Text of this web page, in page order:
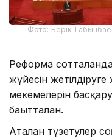
Фото: Берік
Реформа
жүйесін
мекемелерін басқару
бағытталған.
Аталған түзетулер